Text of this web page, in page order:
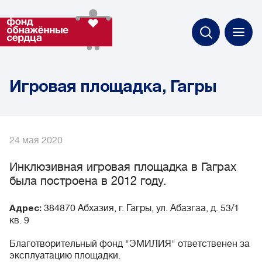
Игровая площадка, Гагры
24 мая 2020
Инклюзивная игровая площадка в Гаграх
была построена в 2012 году.
Адрес: 384870 Абхазия, г. Гагры, ул. Абазгаа, д. 53/1
кв. 9
Благотворительный фонд "ЭМИЛИЯ" ответственен за
эксплуатацию площадки.